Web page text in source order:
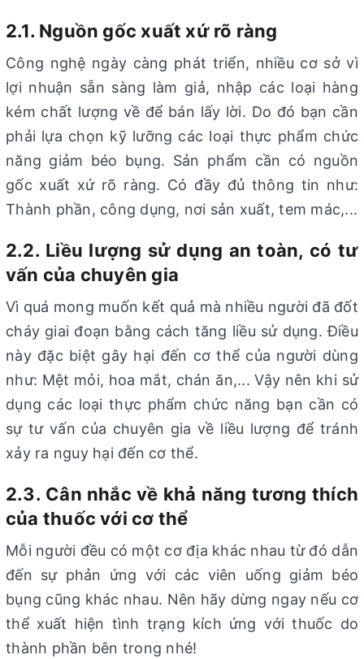
2.1. Nguồn gốc xuất xứ rõ ràng
Công nghệ ngày càng phát triển, nhiều cơ sở vì
lợi nhuận sẵn sàng làm giả, nhập các loại hàng
kém chất lượng về để bán lấy lời. Do đó bạn cần
phải lựa chọn kỹ lưỡng các loại thực phẩm chức
năng giảm béo bụng. Sản phẩm cần có nguồn
gốc xuất xứ rõ ràng. Có đầy đủ thông tin như:
Thành phần, công dụng, nơi sản xuất, tem mác,...
2.2. Liều lượng sử dụng an toàn, có tư
vấn của chuyên gia
Vì quá mong muốn kết quả mà nhiều người đã đốt
cháy giai đoạn bằng cách tăng liều sử dụng. Điều
này đặc biệt gây hại đến cơ thể của người dùng
như: Mệt mỏi, hoa mắt, chán ăn,... Vậy nên khi sử
dụng các loại thực phẩm chức năng bạn cần có
sự tư vấn của chuyên gia về liều lượng để tránh
xảy ra nguy hại đến cơ thể.
2.3. Cân nhắc về khả năng tương thích
của thuốc với cơ thể
Mỗi người đều có một cơ địa khác nhau từ đó dẫn
đến sự phản ứng với các viên uống giảm béo
bụng cũng khác nhau. Nên hãy dừng ngay nếu cơ
thể xuất hiện tình trạng kích ứng với thuốc do
thành phần bên trong nhé!